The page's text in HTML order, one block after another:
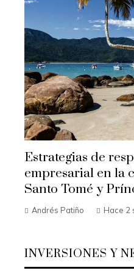
Estrategias de
empresarial en la
Santo Tomé y
Andrés Patiño Hace 2
INVERSIONES Y